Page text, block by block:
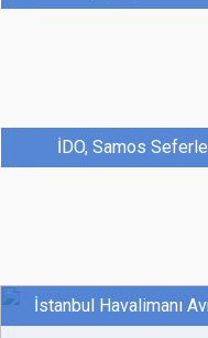
İDO, Samos
İstanbul Havalimanı